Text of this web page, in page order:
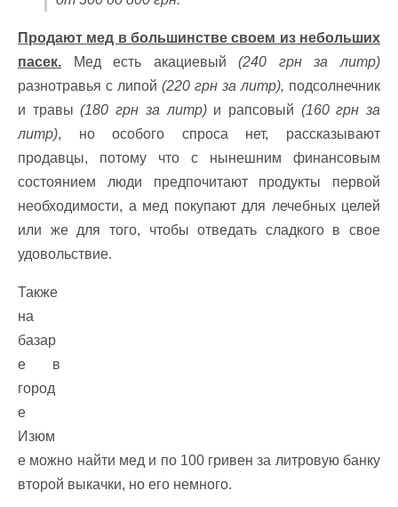
Продают мед в большинстве своем из небольших
пасек. Мед есть акациевый(240 грн за литр)
разнотравья с липой (220 грн за литр), подсолнечник
и травы(180 грн за литр)и рапсовый (160 грн за
литр), но особого спроса нет, рассказывают
продавцы, потому что с нынешним финансовым
состоянием люди предпочитают продукты первой
необходимости, а мед покупают для лечебных целей
или же для того, чтобы отведать сладкого в свое
удовольствие.
Также
на
базар
е в
город
е
Изюм
е можно найти мед и по 100 гривен за литровую банку
второй выкачки, но его немного.